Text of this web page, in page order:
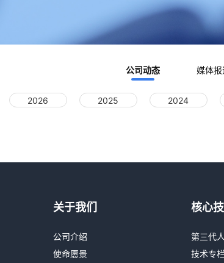
公司动态 媒体报
2026 2025 2024
关于我们
公司介绍
使命愿景
核心
第三代
技术专栏